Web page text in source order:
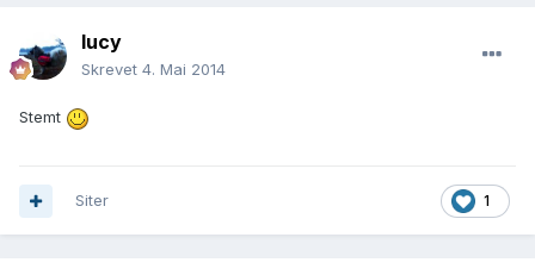
lucy
Skrevet 4. Mai 2014
Stemt
1
Siter